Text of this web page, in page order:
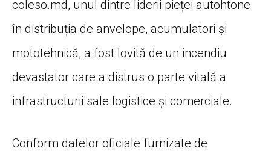
coleso.md, unul dintre liderii pieței autohtone
în distribuția de anvelope, acumulatori și
mototehnică, a fost lovită de un incendiu
devastator care a distrus o parte vitală a
infrastructurii sale logistice și comerciale.
Conform datelor oficiale furnizate de